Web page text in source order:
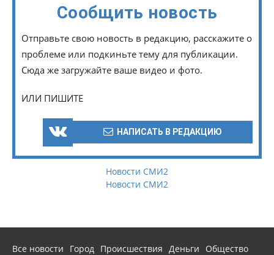
Сообщить новость
Отправьте свою новость в редакцию, расскажите о
проблеме или подкиньте тему для публикации.
Сюда же загружайте ваше видео и фото.
ИЛИ ПИШИТЕ
НАПИСАТЬ В РЕДАКЦИЮ
Новости СМИ2
Новости СМИ2
Все новости Город Происшествия Деньги
Общество